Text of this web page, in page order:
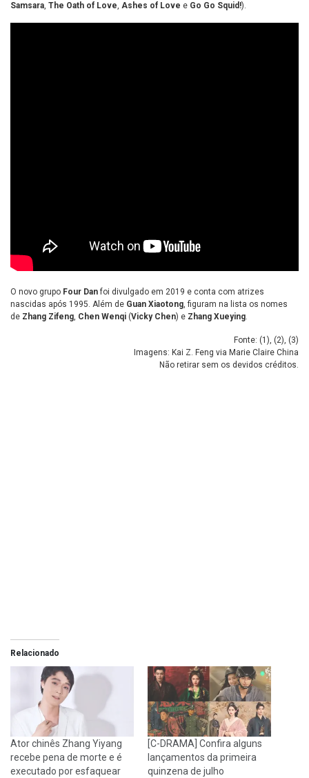
Samsara, The Oath of Love, Ashes of Love e Go Go Squid!).
O novo grupo Four Danfoi divulgado em 2019 e conta com atrizes
nascidas após 1995. Além de Guan Xiaotong, figuram na lista os nomes
de Zhang Zifeng, Chen Wenqi (Vicky Chen) e Zhang Xueying.
Fonte: (1 ), (2), (3)
Imagens: Kai Z. Feng via Marie Claire China
Não retirar sem os devidos créditos.
Relacionado
Ator chinês Zhang Yiyang
recebe pena de morte e é
executado por esfaquear
[C-DRAMA] Confira alguns
lançamentos da primeira
quinzena de julho